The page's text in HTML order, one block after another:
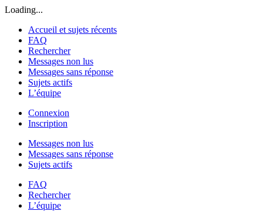
Loading...
Accueil et sujets récents
FAQ
Rechercher
Messages non lus
Messages sans réponse
Sujets actifs
L’équipe
Connexion
Inscription
Messages non lus
Messages sans réponse
Sujets actifs
FAQ
Rechercher
L’équipe